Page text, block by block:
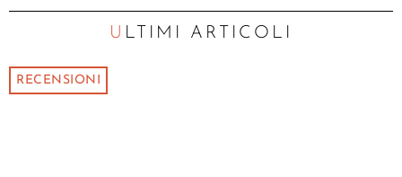
ULTIMI ARTICOLI
RECENSIONI